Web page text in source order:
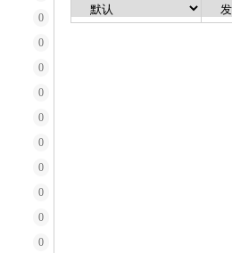
0
0
0
0
0
0
0
0
0
0